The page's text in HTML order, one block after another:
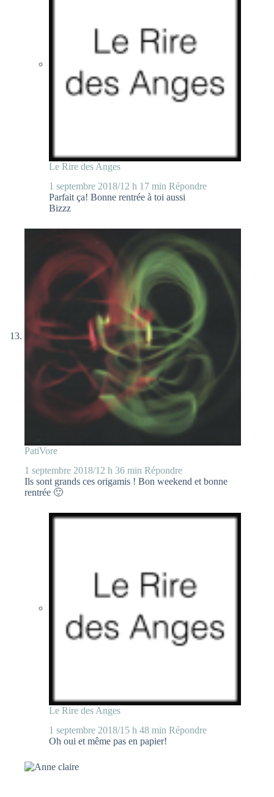
Le Rire des Anges
1 septembre 2018/12 h 17 min Répondre
Parfait ça! Bonne rentrée à toi aussi
Bizzz
PatiVore
1 septembre 2018/12 h 36 min Répondre
Ils sont grands ces origamis ! Bon weekend et bonne
rentrée 🙂
Le Rire des Anges
1 septembre 2018/15 h 48 min Répondre
Oh oui et même pas en papier!